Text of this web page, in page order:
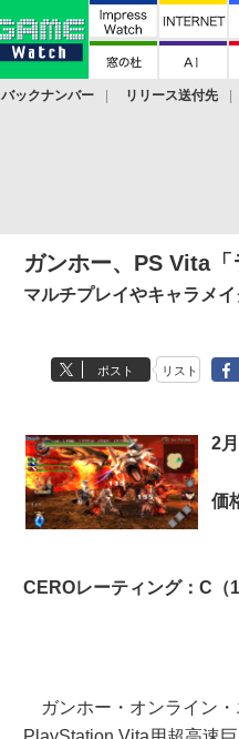
バックナンバー リリース送付先
ガンホー、PS Vita「
マルチプレイやキャラメ
ポスト リスト
2
価
CEROレーティング：C（
ガンホー・オンライン・